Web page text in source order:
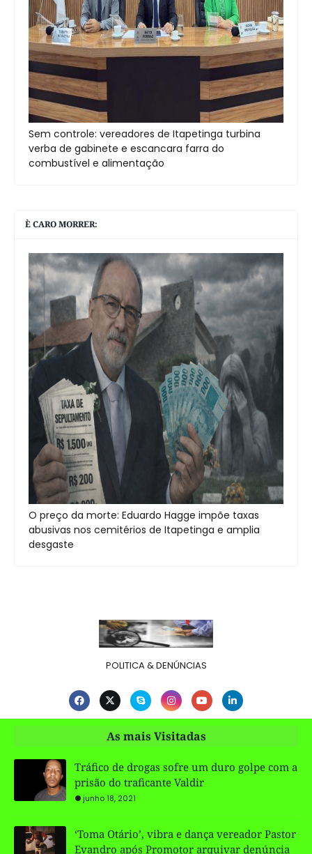
Sem controle: vereadores de Itapetinga turbina
verba de gabinete e escancara farra do
combustível e alimentação
È CARO MORRER:
O preço da morte: Eduardo Hagge impõe taxas
abusivas nos cemitérios de Itapetinga e amplia
desgaste
POLITICA & DENÚNCIAS
As mais Visitadas
Tráfico de drogas sofre um duro golpe com a
prisão do traficante Valdir
junho 18, 2021
‘Toma Otário’, vibra e dança vereador Pastor
Evandro após Promotor arquivar denúncia